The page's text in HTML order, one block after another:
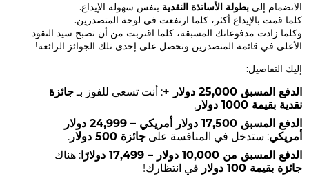
الانضمام إلى بطولة الأساتذة النقدية بنفس سهولة الإيداع.
كلما قمت بالإيداع أكثر، كلما ارتفعت في لوحة المتصدرين.
وكلما زادت مدفوعاتك المسبقة، كلما اقتربت من أن تصبح سيد النقود
الأعلى في قائمة المتصدرين وتحصل على إحدى تلك الجوائز الرائعة!
إليك التفاصيل:
الدفع المسبق 25,000 دولار + : أنت تسعى للفوز بـجائزة
نقدية بقيمة 1000 دولار
.
الدفع المسبق 17,500 دولار أمريكي – 24,999 دولار
أمريكي: ستدخل في المنافسة على جائزة 500 دولار
.
الدفع المسبق من 10,000 دولار – 17,499 دولارًا
: هناك
جائزة بقيمة 100 دولار
في انتظارك!